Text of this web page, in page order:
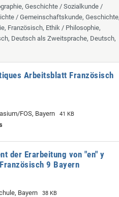
Geschichte / Sozialkunde /
/ Gemeinschaftskunde, Geschichte,
Französisch, Ethik / Philosophie,
Deutsch als Zweitsprache, Deutsch,
Arbeitsblatt Französisch
FOS, Bayern 41 KB
der Erarbeitung von "en" y
9 Bayern
Bayern 38 KB